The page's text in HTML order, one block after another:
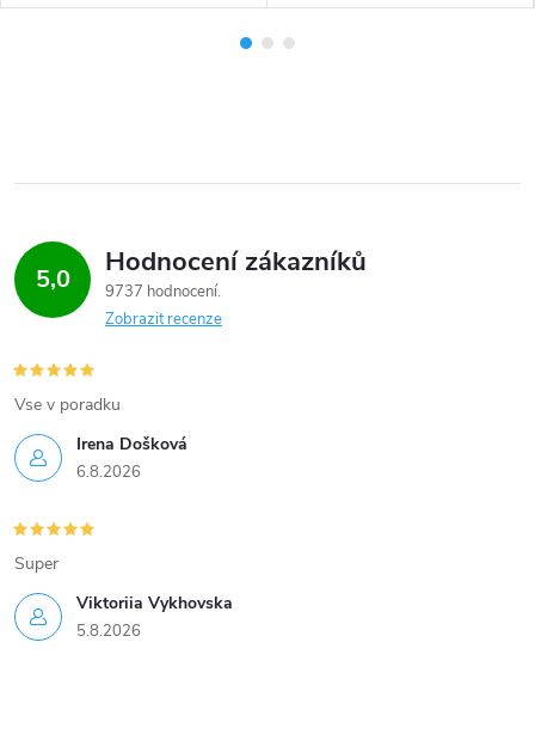
5,0 Hodnocení zákazníků
9737 hodnocení
Zobrazit recenze
Irena Došková
6.8.2026
Vse v poradku
Viktoriia Vykhovska
5.8.2026
Super